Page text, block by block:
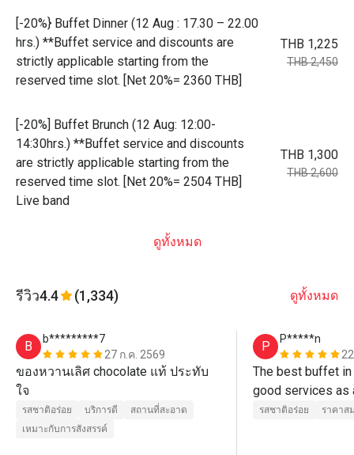
[-20%} Buffet Dinner (12 Aug : 17.30 – 22.00
hrs.) **Buffet service and discounts are
strictly applicable starting from the
reserved time slot. [Net 20%= 2360 THB]
THB 1,225
THB 2,450
[-20%] Buffet Brunch (12 Aug: 12:00-
14:30hrs.) **Buffet service and discounts
are strictly applicable starting from the
reserved time slot. [Net 20%= 2504 THB]
Live band
THB 1,300
THB 2,600
ดูทั้งหมด
รีวิว4.4 (1,334) ดูทั้งหมด
B
b*********7
27 ก.ค. 2569
ของหวานเลิศ chocolate แท้ ประทับ
ใจ
รสชาติอร่อย บริการดี
สถานที่สะอาด
เหมาะกับการสังสรรค์
P
P*****n
The best buffet
รสชาติอร่อย ราคาส